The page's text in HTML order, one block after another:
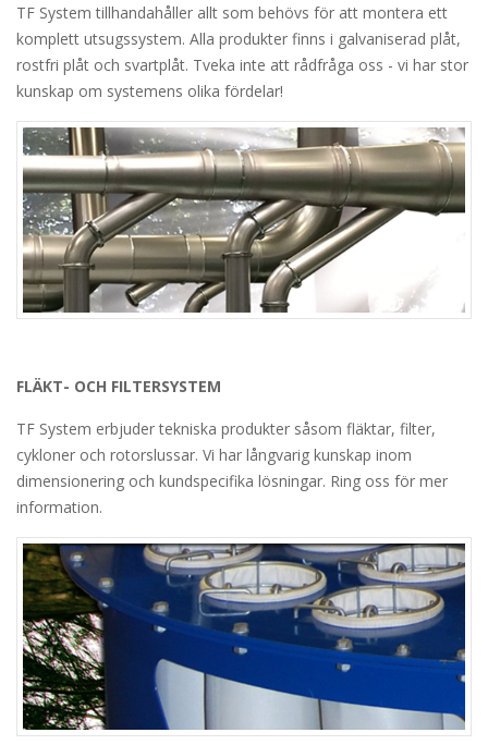
TF System tillhandahåller allt som behövs för att montera ett
komplett utsugssystem. Alla produkter finns i galvaniserad plåt,
rostfri plåt och svartplåt. Tveka inte att rådfråga oss - vi har stor
kunskap om systemens olika fördelar!
FLÄKT- OCH FILTERSYSTEM
TF System erbjuder tekniska produkter såsom fläktar, filter,
cykloner och rotorslussar. Vi har långvarig kunskap inom
dimensionering och kundspecifika lösningar. Ring oss för mer
information.